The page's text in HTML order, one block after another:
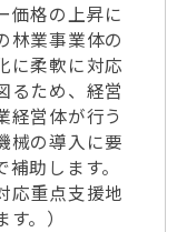
価格の上昇に
林業事業体の
に柔軟に対応
るため、経営
経営体が行う
械の導入に要
助します。
応重点支援地
。）